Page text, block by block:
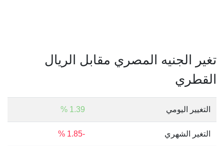
تغير الجنيه المصري مقابل الريال
القطري
التغيير اليومي 1.39 %
التغير الشهري -1.85 %